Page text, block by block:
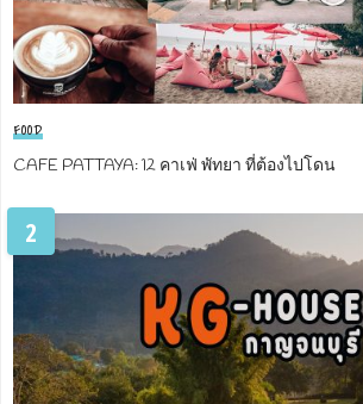
FOOD
CAFE PATTAYA: 12 คาเฟ่ พัทยา ที่ต้องไปโดน
2